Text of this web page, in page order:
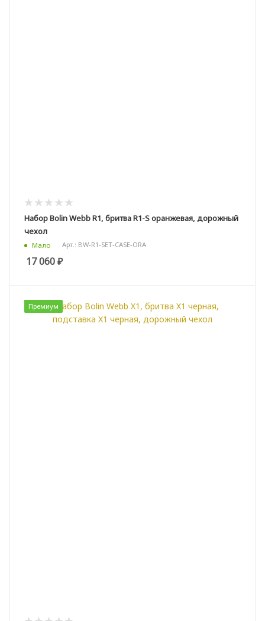
Набор Bolin Webb R1, бритва R1-S оранжевая, дорожный
чехол
Мало Арт.: BW-R1-SET-CASE-ORA
17 060₽
Премиум